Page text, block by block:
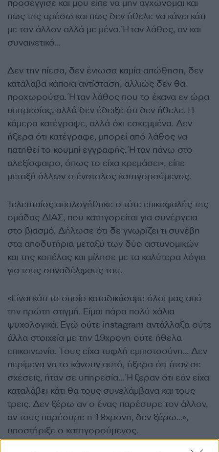
προσέγγισε και μου είπε να μην αγχώνομαι και
πως της αρέσω και πως δεν ήθελε να κάνει κάτι
με τον άλλον αλλά με μένα. Ήταν λάθος, αν και
συναινετικό…
Δεν την πίεσα, δεν ένιωσα καμία απώθηση, δεν
κατάλαβα κάποια αντίσταση, αλλιώς δεν θα
προχωρούσα. Ήταν λάθος που το έκανα εν ώρα
υπηρεσίας, αλλά δεν έδειξε ότι δεν ήθελε. Η
κάμερα κατέγραψε, αλλά όχι εσκεμμένα. Δεν
ήξερα ότι κατέγραφε, μπορεί από λάθος να
πατηθεί το κουμπί εγγραφής. Ήταν πάνω στο
αλεξίσφαιρο, όπως το είχα κρεμάσει», είπε
μεταξύ άλλων ο ένστολος κατηγορούμενος.
Τελευταίος απολογήθηκε ο τότε επικεφαλής της
ομάδας ΔΙΑΣ, που κατηγορείται για συνέργεια
στο βιασμό. Δήλωσε ότι δε γνωρίζει τι συνέβη
στα αποδυτήρια μεταξύ των δύο αστυνομικών
και της κοπέλας και μίλησε με τα καλύτερα λόγια
για τους συναδέλφους του.
«Είναι κάτι το οποίο καταδικάσαμε όλοι μας από
την πρώτη στιγμή. Είμαι πάρα πολύ χάλια
ψυχολογικά. Εγώ ούτε instagram αντάλλαξα ούτε
άλλα στοιχεία με την 19χρονη ούτε ήθελα
επικοινωνία. Τους είχα τυφλή εμπιστοσύνη… Δεν
περίμενα να το κάνουν αυτό, ήξερα ότι ήταν σε
σχέσεις, ήταν σε υπηρεσία… Ήξεραν ότι εάν είχα
καταλάβει κάτι θα τους συνελάμβανα και τους
τρεις. Δεν ξέρω αν ο ένας παρέσυρε τον άλλον,
αν τους παρέσυρε η 19χρονη, δεν ξέρω…»,
υποστήριξε ο κατηγορούμενος.